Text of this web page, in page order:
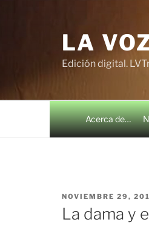
LA
Edición digital.
Acerca de…
PUBLICADO
EL
NOVIEMBRE 29,
La dama y